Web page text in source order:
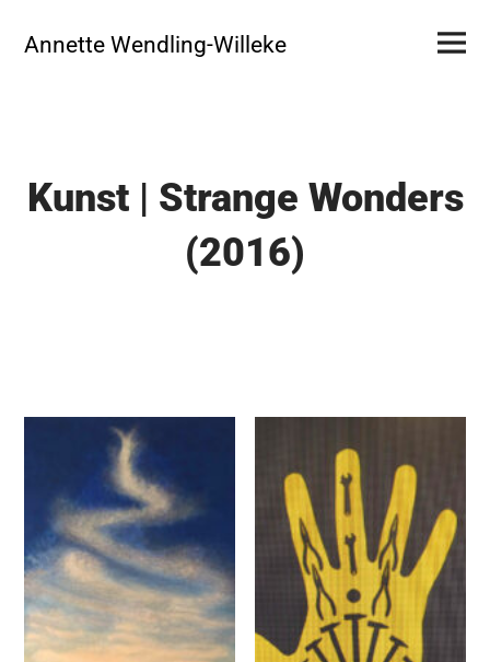
content
Annette Wendling-Willeke
Menu
Kunst | Strange Wonders
(2016)